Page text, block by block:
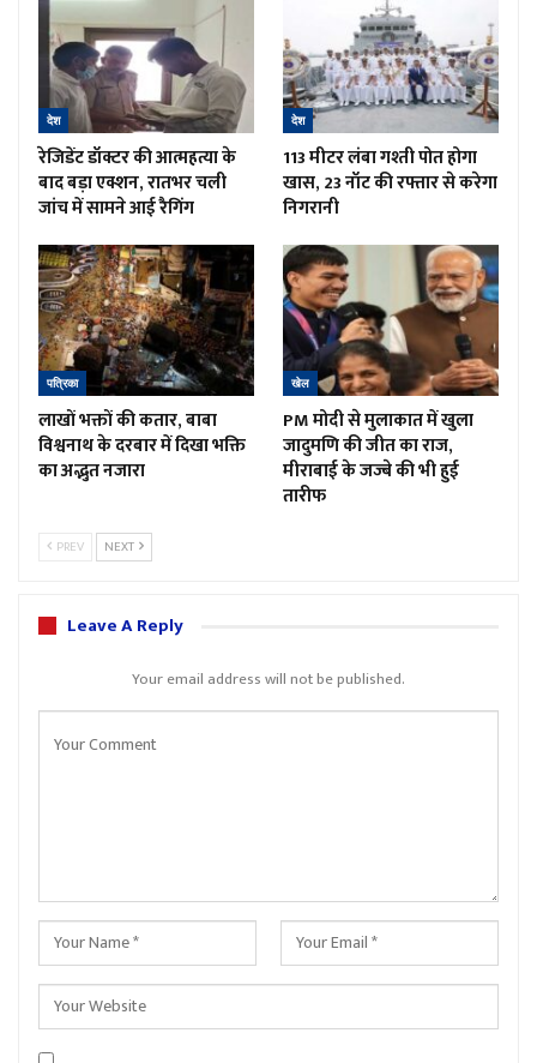
देश
रेजिडेंट डॉक्टर की आत्महत्या के
बाद बड़ा एक्शन, रातभर चली
जांच में सामने आई रैगिंग
देश
113 मीटर लंबा गश्ती पोत होगा
खास, 23 नॉट की रफ्तार से करेगा
निगरानी
पत्रिका
लाखों भक्तों की कतार, बाबा
विश्वनाथ के दरबार में दिखा भक्ति
का अद्भुत नजारा
खेल
PM मोदी से मुलाकात में खुला
जादुमणि की जीत का राज,
मीराबाई के जज्बे की भी हुई
तारीफ
PREV NEXT
Leave A Reply
Your email address will not be published.